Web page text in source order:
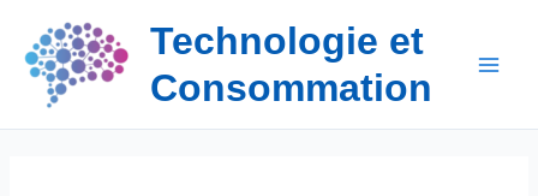
contenu
Technologie et
Consommation